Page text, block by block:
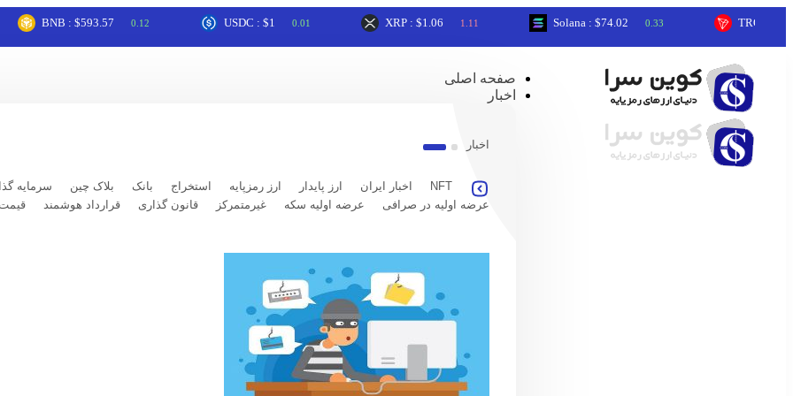
BNB : $593.57 0.12 USDC : $1 0.01 XRP : $1.06 1.11 Solana : $74.02 0.33 TRON : $0.33
صفحه اصلی
اخبار
اخبار
NFT اخبار ایران ارز پایدار ارز رمزپایه استخراج بانک بلاک چین سرمایه
عرضه اولیه در صرافی
عرضه اولیه سکه غیرمتمرکز قانون گذاری قرارداد هوشمند